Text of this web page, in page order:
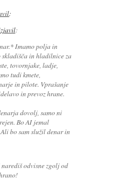
:
:
Imamo polja in
in hladilnice za
tovornjake, ladje,
tudi kmete,
in pilote. Vprašanje
in prevoz hrane.
dovolj, samo ni
Bo AI jemal
bo sam služil denar in
odvisne zgolj od